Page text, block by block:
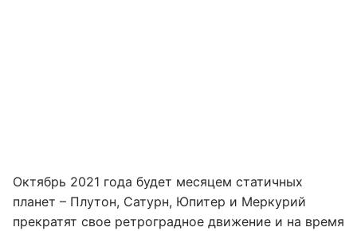
Октябрь 2021 года будет месяцем статичных
планет – Плутон, Сатурн, Юпитер и Меркурий
прекратят свое ретроградное движение и на время